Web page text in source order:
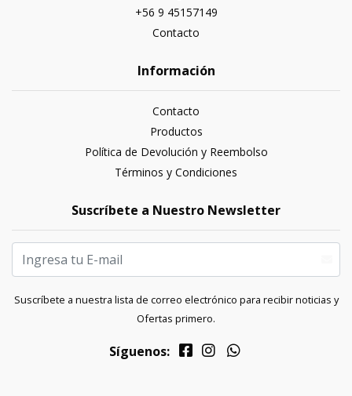
+56 9 45157149
Contacto
Información
Contacto
Productos
Política de Devolución y Reembolso
Términos y Condiciones
Suscríbete a Nuestro Newsletter
Suscríbete a nuestra lista de correo electrónico para recibir noticias y
Ofertas primero.
Síguenos: